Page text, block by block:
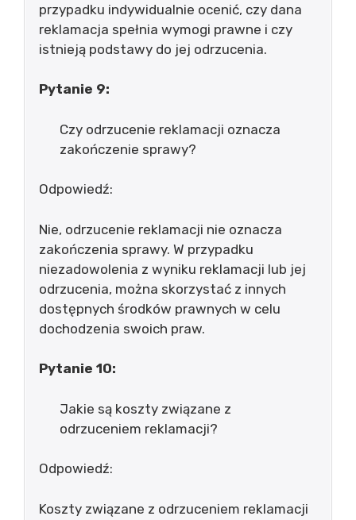
przypadku indywidualnie ocenić, czy dana
reklamacja spełnia wymogi prawne i czy
istnieją podstawy do jej odrzucenia.
Pytanie 9:
Czy odrzucenie reklamacji oznacza
zakończenie sprawy?
Odpowiedź:
Nie, odrzucenie reklamacji nie oznacza
zakończenia sprawy. W przypadku
niezadowolenia z wyniku reklamacji lub jej
odrzucenia, można skorzystać z innych
dostępnych środków prawnych w celu
dochodzenia swoich praw.
Pytanie 10:
Jakie są koszty związane z
odrzuceniem reklamacji?
Odpowiedź:
Koszty związane z odrzuceniem reklamacji